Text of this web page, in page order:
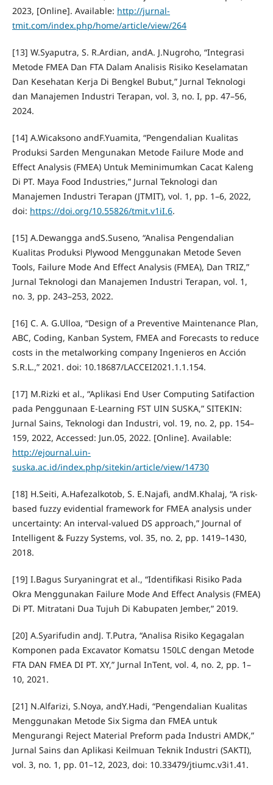
2023, [Online]. Available: http://jurnal-
tmit.com/index.php/home/article/view/264
[13] W.Syaputra, S. R.Ardian, andA. J.Nugroho, “Integrasi
Metode FMEA Dan FTA Dalam Analisis Risiko Keselamatan
Dan Kesehatan Kerja Di Bengkel Bubut,” Jurnal Teknologi
dan Manajemen Industri Terapan, vol. 3, no. I, pp. 47–56,
2024.
[14] A.Wicaksono andF.Yuamita, “Pengendalian Kualitas
Produksi Sarden Mengunakan Metode Failure Mode and
Effect Analysis (FMEA) Untuk Meminimumkan Cacat Kaleng
Di PT. Maya Food Industries,” Jurnal Teknologi dan
Manajemen Industri Terapan (JTMIT), vol. 1, pp. 1–6, 2022,
doi: https://doi.org/10.55826/tmit.v1iI.6.
[15] A.Dewangga andS.Suseno, “Analisa Pengendalian
Kualitas Produksi Plywood Menggunakan Metode Seven
Tools, Failure Mode And Effect Analysis (FMEA), Dan TRIZ,”
Jurnal Teknologi dan Manajemen Industri Terapan, vol. 1,
no. 3, pp. 243–253, 2022.
[16] C. A. G.Ulloa, “Design of a Preventive Maintenance Plan,
ABC, Coding, Kanban System, FMEA and Forecasts to reduce
costs in the metalworking company Ingenieros en Acción
S.R.L.,” 2021. doi: 10.18687/LACCEI2021.1.1.154.
[17] M.Rizki et al., “Aplikasi End User Computing Satifaction
pada Penggunaan E-Learning FST UIN SUSKA,” SITEKIN:
Jurnal Sains, Teknologi dan Industri, vol. 19, no. 2, pp. 154–
159, 2022, Accessed: Jun.05, 2022. [Online]. Available:
http://ejournal.uin-
suska.ac.id/index.php/sitekin/article/view/14730
[18] H.Seiti, A.Hafezalkotob, S. E.Najafi, andM.Khalaj, “A risk-
based fuzzy evidential framework for FMEA analysis under
uncertainty: An interval-valued DS approach,” Journal of
Intelligent & Fuzzy Systems, vol. 35, no. 2, pp. 1419–1430,
2018.
[19] I.Bagus Suryaningrat et al., “Identifikasi Risiko Pada
Okra Menggunakan Failure Mode And Effect Analysis (FMEA)
Di PT. Mitratani Dua Tujuh Di Kabupaten Jember,” 2019.
[20] A.Syarifudin andJ. T.Putra, “Analisa Risiko Kegagalan
Komponen pada Excavator Komatsu 150LC dengan Metode
FTA DAN FMEA DI PT. XY,” Jurnal InTent, vol. 4, no. 2, pp. 1–
10, 2021.
[21] N.Alfarizi, S.Noya, andY.Hadi, “Pengendalian Kualitas
Menggunakan Metode Six Sigma dan FMEA untuk
Mengurangi Reject Material Preform pada Industri AMDK,”
Jurnal Sains dan Aplikasi Keilmuan Teknik Industri (SAKTI),
vol. 3, no. 1, pp. 01–12, 2023, doi: 10.33479/jtiumc.v3i1.41.